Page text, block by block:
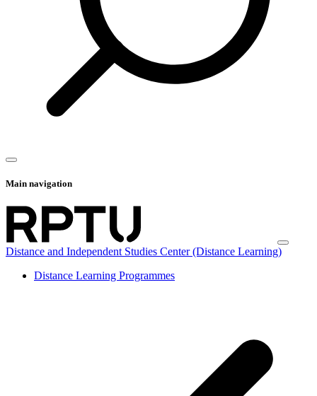
Main navigation
Distance and Independent Studies Center (Distance Learning)
Distance Learning Programmes